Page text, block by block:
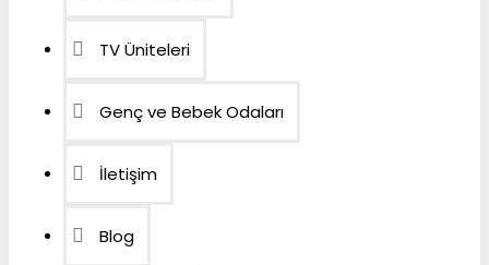
TV Üniteleri
Genç ve Bebek Odaları
İletişim
Blog